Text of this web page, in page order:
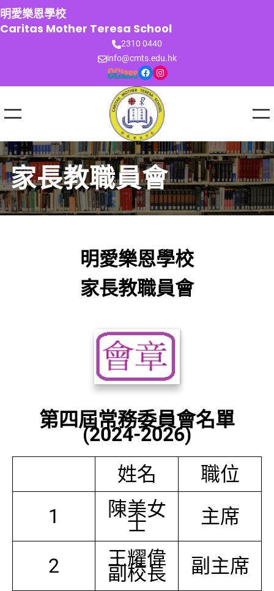
跳
至
主
明愛樂恩學校
Caritas Mother Teresa School
2310 0440
info@cmts.edu.hk
Facebook Instagram
家長教職員會
明愛樂恩學校
家長教職員會
第四屆常務委員會名單
(2024-2026)
姓名
職位
1
陳美女
士 主席
2 王耀偉
副校長 副主席